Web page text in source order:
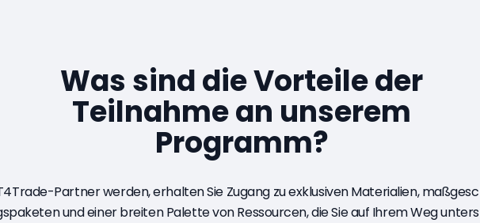
Was sind die Vorteile der
Teilnahme an unserem
Programm?
Partner werden, erhalten Sie Zugang zu exklusiven Materialien,
und einer breiten Palette von Ressourcen, die Sie auf Ihrem Weg